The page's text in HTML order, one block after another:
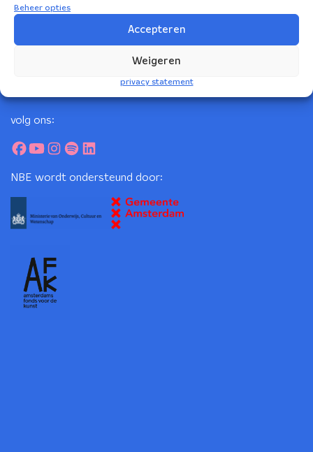
Beheer opties
Accepteren
Weigeren
privacy statement
Korte Leidsedwarsstraat 12
volg ons:
NBE wordt ondersteund door: